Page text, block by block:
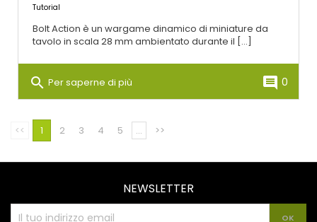
Tutorial
Bolt Action è un wargame dinamico di miniature da
tavolo in scala 28 mm ambientato durante il [...]
search Per saperne di più comment 0
<< 1 2 3 4 5 ... >>
NEWSLETTER